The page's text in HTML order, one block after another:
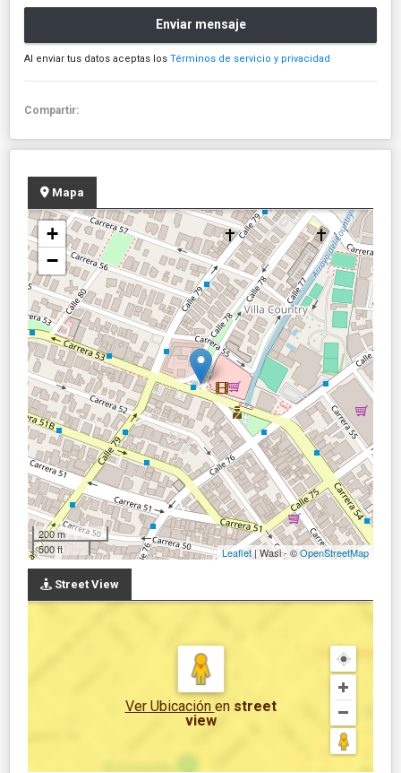
Enviar mensaje
Al enviar tus datos aceptas los Términos de servicio y privacidad
Compartir:
Mapa
+
−
200 m
500 ft
Leaflet | Wasi - ©OpenStreetMap
Street View
Ver Ubicación en street
view